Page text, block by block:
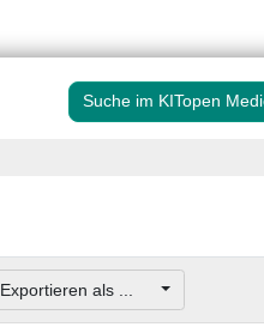
Suche im KITopen
Exportieren als ...